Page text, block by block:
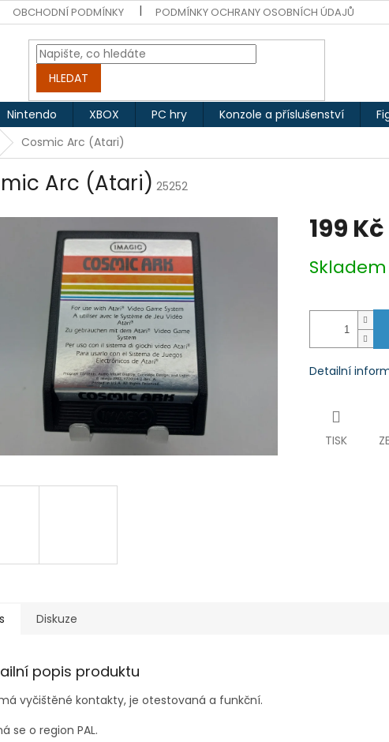
OBCHODNÍ PODMÍNKY PODMÍNKY OCHRANY OSOBNÍCH ÚDAJŮ
HLEDAT
Nintendo XBOX PC hry Konzole a příslušenství
Cosmic Arc (Atari)
Arc (Atari) 25252
199 Kč
cena:
Skladem
Detailní
TISK
Diskuze
popis produktu
vyčištěné kontakty, je otestovaná a funkční.
se o region PAL.